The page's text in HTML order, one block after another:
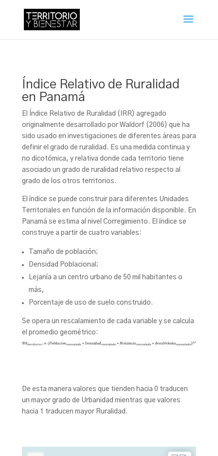
Índice Relativo de Ruralidad
en Panamá
El Índice Relativo de Ruralidad (IRR) agregado
originalmente desarrollado por Waldorf (2006) que ha
sido usado en investigaciones de diferentes áreas para
definir el grado de ruralidad. Es una medida continua y
no dicotómica, y relativa donde cada territorio tiene
asociado un grado de ruralidad relativo respecto al
grado de los otros territorios.
El índice se puede construir para diferentes Unidades
Territoriales en función de la información disponible. En
Panamá se estima al nivel Corregimiento. El índice se
construye a partir de cuatro variables:
Tamaño de población;
Densidad Poblacional;
Lejanía a un centro urbano de 50 mil habitantes o
más,
Porcentaje de uso de suelo construido.
Se opera un rescalamiento de cada variable y se calcula
el promedio geométrico:
De esta manera valores que tienden hacia 0 traducen
un mayor grado de Urbanidad mientras que valores
hacia 1 traducen mayor Ruralidad.